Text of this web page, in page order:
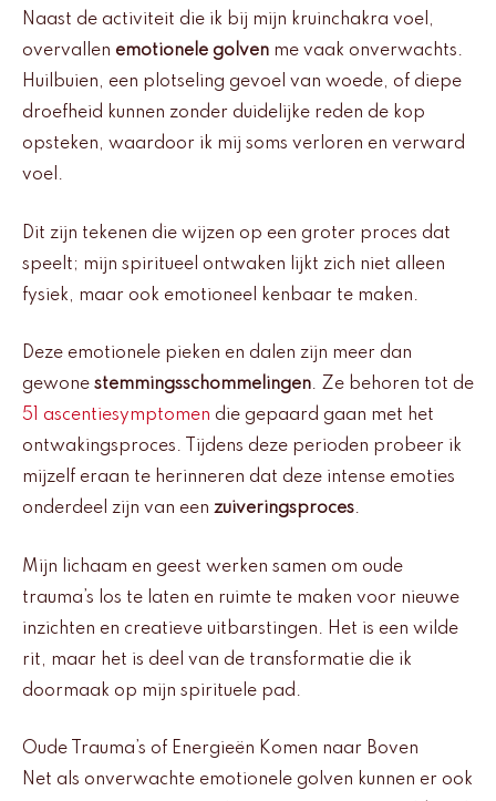
Naast de activiteit die ik bij mijn kruinchakra voel,
overvallen emotionele golven me vaak onverwachts.
Huilbuien, een plotseling gevoel van woede, of diepe
droefheid kunnen zonder duidelijke reden de kop
opsteken, waardoor ik mij soms verloren en verward
voel.
Dit zijn tekenen die wijzen op een groter proces dat
speelt; mijn spiritueel ontwaken lijkt zich niet alleen
fysiek, maar ook emotioneel kenbaar te maken.
Deze emotionele pieken en dalen zijn meer dan
gewone stemmingsschommelingen. Ze behoren tot de
51 ascentiesymptomen die gepaard gaan met het
ontwakingsproces. Tijdens deze perioden probeer ik
mijzelf eraan te herinneren dat deze intense emoties
onderdeel zijn van een zuiveringsproces.
Mijn lichaam en geest werken samen om oude
trauma’s los te laten en ruimte te maken voor nieuwe
inzichten en creatieve uitbarstingen. Het is een wilde
rit, maar het is deel van de transformatie die ik
doormaak op mijn spirituele pad.
Oude Trauma’s of Energieën Komen naar Boven
Net als onverwachte emotionele golven kunnen er ook